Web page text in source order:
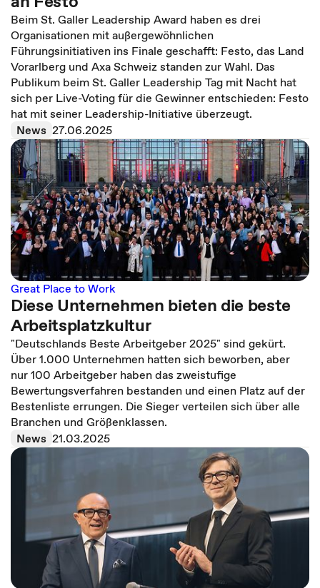
Beim St. Galler Leadership Award haben es drei
Organisationen mit außergewöhnlichen
Führungsinitiativen ins Finale geschafft: Festo, das Land
Vorarlberg und Axa Schweiz standen zur Wahl. Das
Publikum beim St. Galler Leadership Tag mit Nacht hat
sich per Live-Voting für die Gewinner entschieden: Festo
hat mit seiner Leadership-Initiative überzeugt.
News 27.06.2025
Great Place to Work
Diese Unternehmen bieten die beste
Arbeitsplatzkultur
"Deutschlands Beste Arbeitgeber 2025" sind gekürt.
Über 1.000 Unternehmen hatten sich beworben, aber
nur 100 Arbeitgeber haben das zweistufige
Bewertungsverfahren bestanden und einen Platz auf der
Bestenliste errungen. Die Sieger verteilen sich über alle
Branchen und Größenklassen.
News 21.03.2025